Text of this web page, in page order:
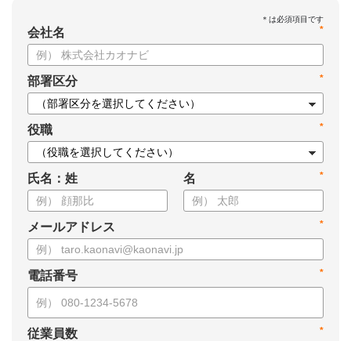
*
会社名
*
部署区分
*
役職
氏名：姓 *
名
*
メールアドレス
*
電話番号
*
従業員数